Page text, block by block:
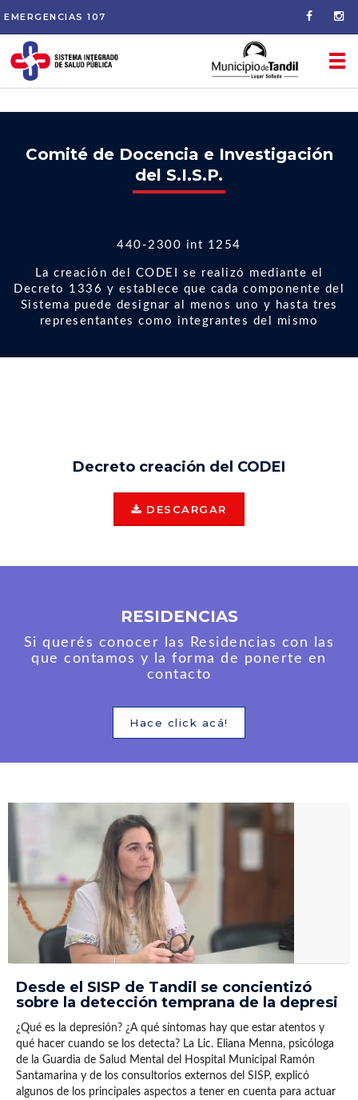
EMERGENCIAS 107
Comité de Docencia e Investigación
del S.I.S.P.
440-2300 int 1254
La creación del CODEI se realizó mediante el
Decreto 1336 y establece que cada componente del
Sistema puede designar al menos uno y hasta tres
representantes como integrantes del mismo
Decreto creación del CODEI
DESCARGAR
RESIDENCIAS
Si querés conocer las Residencias con las
que contamos y la forma de ponerte en
contacto
Hace click acá!
Desde el SISP de Tandil se concientizó
sobre la detección temprana de la depresi
¿Qué es la depresión? ¿A qué síntomas hay que estar atentos y
qué hacer cuando se los detecta? La Lic. Eliana Menna, psicóloga
de la Guardia de Salud Mental del Hospital Municipal Ramón
Santamarina y de los consultorios externos del SISP, explicó
algunos de los principales aspectos a tener en cuenta para actuar